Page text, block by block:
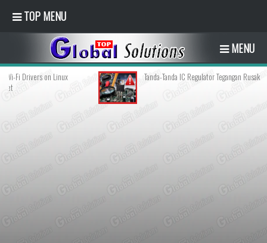
TOP MENU
MENU
Tanda-Tanda IC Regulator Tegangan Rusak
How